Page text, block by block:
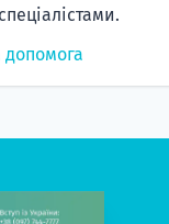
допомога